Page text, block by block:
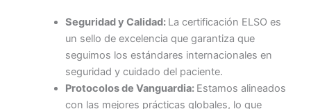
Seguridad y Calidad: La certificación ELSO es
un sello de excelencia que garantiza que
seguimos los estándares internacionales en
seguridad y cuidado del paciente.
Protocolos de Vanguardia: Estamos alineados
con las mejores prácticas globales, lo que